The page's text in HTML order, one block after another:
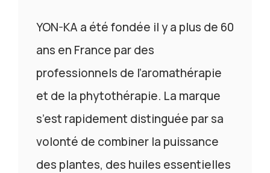
YON-KA a été fondée il y a plus de 60
ans en France par des
professionnels de l’aromathérapie
et de la phytothérapie. La marque
s’est rapidement distinguée par sa
volonté de combiner la puissance
des plantes, des huiles essentielles